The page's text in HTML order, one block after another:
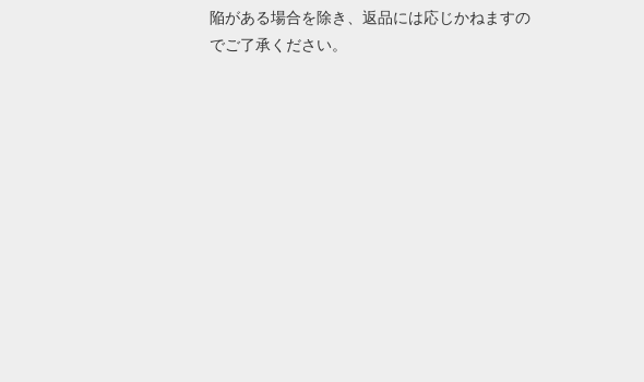
陥がある場合を除き、返品には応じかねますの
でご了承ください。